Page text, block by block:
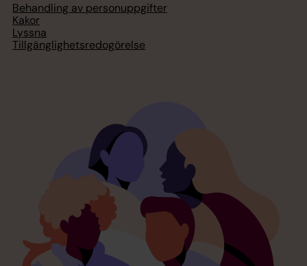
Behandling av personuppgifter
Kakor
Lyssna
Tillgänglighetsredogörelse